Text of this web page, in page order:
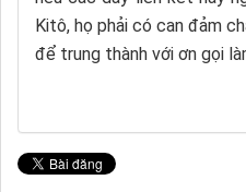
Kitô, họ phải có can đảm
để trung thành với ơn gọi